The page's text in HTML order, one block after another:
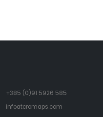
+385 (0)91 5926 585
infoatcromaps.com